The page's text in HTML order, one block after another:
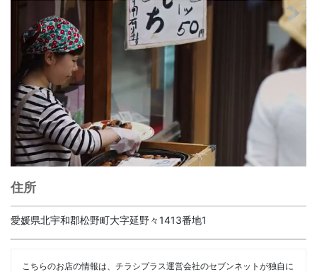
住所
愛媛県北宇和郡松野町大字延野々1413番地1
こちらのお店の情報は、チラシプラス運営会社のセブンネットが独自に